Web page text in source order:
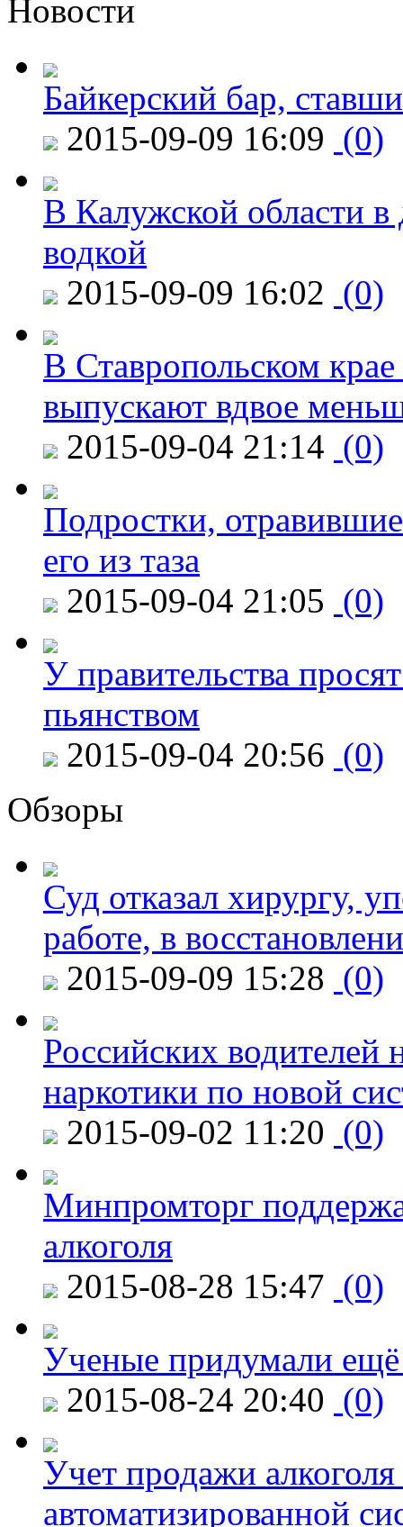
Новости
Байкерский бар,
2015-09-09 16:09 (0)
В Калужской области в
водкой
2015-09-09 16:02 (0)
В Ставропольском
выпускают вдвое
2015-09-04 21:14 (0)
Подростки,
его из таза
2015-09-04 21:05 (0)
У правительства
пьянством
2015-09-04 20:56 (0)
Обзоры
Суд отказал хирургу,
работе, в
2015-09-09 15:28 (0)
Российских водителей
наркотики по новой
2015-09-02 11:20 (0)
Минпромторг
алкоголя
2015-08-28 15:47 (0)
Ученые придумали ещё
2015-08-24 20:40 (0)
Учет продажи
автоматизированной